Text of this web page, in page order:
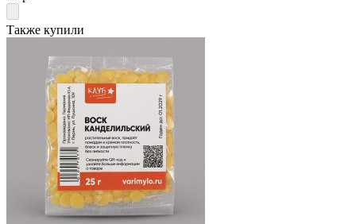
Также купили